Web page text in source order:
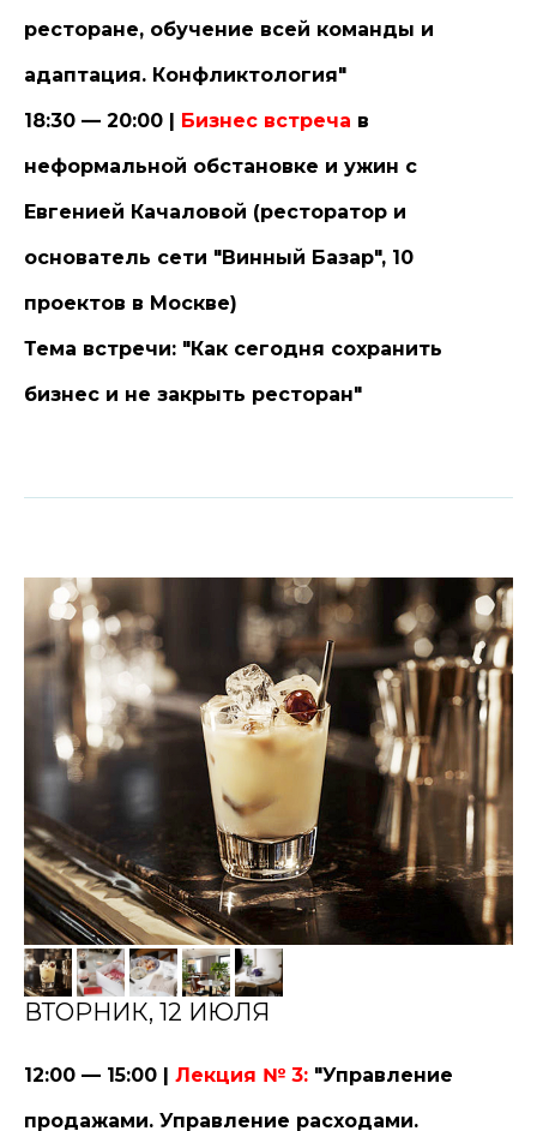
ресторане, обучение всей команды и
адаптация. Конфликтология"
18:30 — 20:00 | Бизнес встреча в
неформальной обстановке и ужин с
Евгенией Качаловой (ресторатор и
основатель сети "Винный Базар", 10
проектов в Москве)
Тема встречи: "Как сегодня сохранить
бизнес и не закрыть ресторан"
ВТОРНИК, 12 ИЮЛЯ
12:00 — 15:00 | Лекция № 3: "Управление
продажами. Управление расходами.